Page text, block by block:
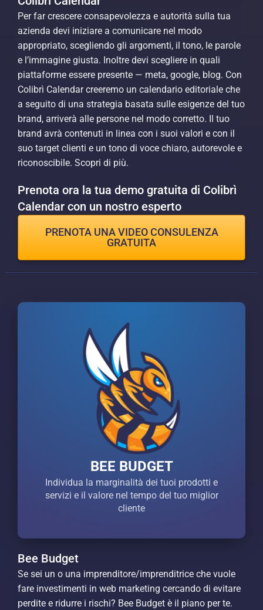
Per far crescere consapevolezza e autorità sulla tua
azienda devi iniziare a comunicare nel modo
appropriato, scegliendo gli argomenti, il tono, le parole
e l’immagine giusta. Inoltre devi scegliere in quali
piattaforme essere presente — meta, google, blog. Con
Colibrì Calendar creeremo un calendario editoriale che
a seguito di una strategia basata sulle esigenze del tuo
brand, arriverà alle persone nel modo corretto. Il tuo
brand avrà contenuti in linea con i suoi valori e con il
suo target clienti e un tono di voce chiaro, autorevole e
riconoscibile. Scopri di più.
Prenota ora la tua demo gratuita di Colibrì
Calendar con un nostro esperto
PRENOTA UNA VIDEO CONSULENZA
GRATUITA
BEE BUDGET
Individua la marginalità dei tuoi prodotti e
servizi e il valore nel tempo del tuo miglior
cliente
Bee Budget
Se sei un o una imprenditore/imprenditrice che vuole
fare investimenti in web marketing cercando di evitare
perdite e ridurre i rischi? Bee Budget è il piano per te.